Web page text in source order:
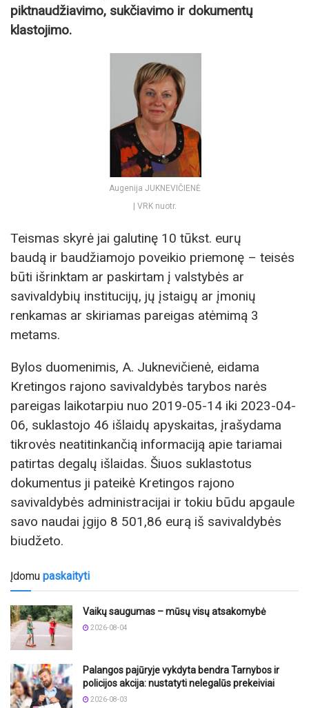
piktnaudžiavimo, sukčiavimo ir dokumentų
klastojimo.
Augenija JUKNEVIČIENĖ
| VRK nuotr.
Teismas skyrė jai galutinę 10 tūkst. eurų
baudą ir baudžiamojo poveikio priemonę – teisės
būti išrinktam ar paskirtam į valstybės ar
savivaldybių institucijų, jų įstaigų ar įmonių
renkamas ar skiriamas pareigas atėmimą 3
metams.
Bylos duomenimis, A. Juknevičienė, eidama
Kretingos rajono savivaldybės tarybos narės
pareigas laikotarpiu nuo 2019-05-14 iki 2023-04-
06, suklastojo 46 išlaidų apyskaitas, įrašydama
tikrovės neatitinkančią informaciją apie tariamai
patirtas degalų išlaidas. Šiuos suklastotus
dokumentus ji pateikė Kretingos rajono
savivaldybės administracijai ir tokiu būdu apgaule
savo naudai įgijo 8 501,86 eurą iš savivaldybės
biudžeto.
Įdomu paskaityti
Vaikų saugumas – mūsų visų atsakomybė
2026-08-04
Palangos pajūryje vykdyta bendra Tarnybos ir
policijos akcija: nustatyti nelegalūs prekeiviai
2026-08-03